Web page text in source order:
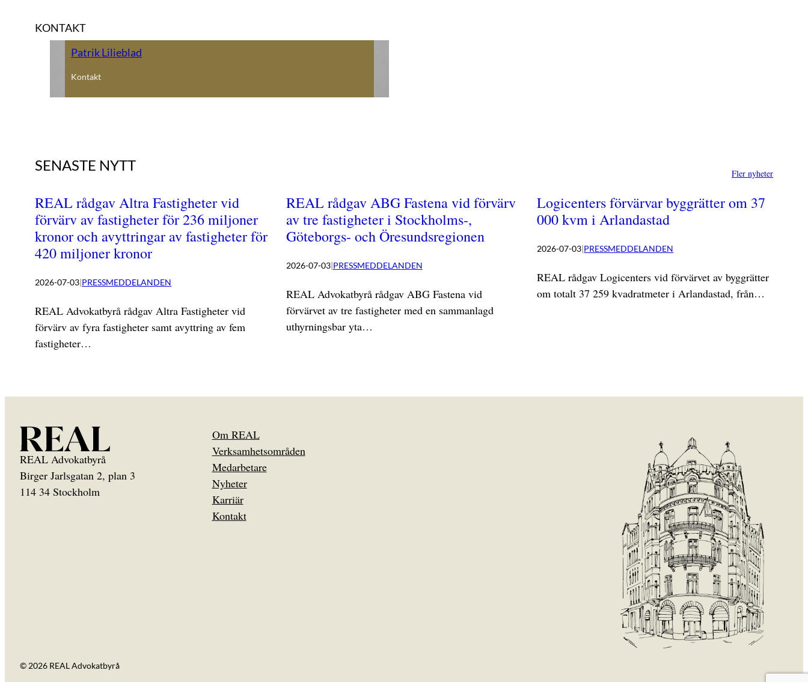
KONTAKT
Patrik Lilieblad
Kontakt
SENASTE NYTT Fler nyheter
REAL rådgav Altra Fastigheter vid
förvärv av fastigheter för 236 miljoner
kronor och avyttringar av fastigheter för
420 miljoner kronor
2026-07-03|PRESSMEDDELANDEN
REAL Advokatbyrå rådgav Altra Fastigheter vid
förvärv av fyra fastigheter samt avyttring av fem
fastigheter…
REAL rådgav ABG Fastena vid förvärv
av tre fastigheter i Stockholms-,
Göteborgs- och Öresundsregionen
2026-07-03|PRESSMEDDELANDEN
REAL Advokatbyrå rådgav ABG Fastena vid
förvärvet av tre fastigheter med en sammanlagd
uthyrningsbar yta…
Logicenters förvärvar byggrätter om 37
000 kvm i Arlandastad
2026-07-03|PRESSMEDDELANDEN
REAL rådgav Logicenters vid förvärvet av byggrätter
om totalt 37 259 kvadratmeter i Arlandastad, från…
REAL Advokatbyrå
Birger Jarlsgatan 2, plan 3
114 34 Stockholm
Om REAL
Verksamhetsområden
Medarbetare
Nyheter
Karriär
Kontakt
© 2026 REAL Advokatbyrå